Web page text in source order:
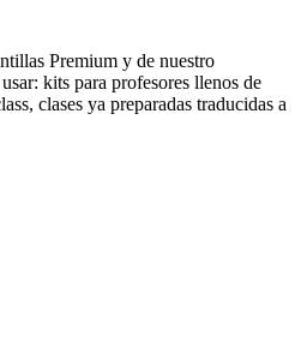
Premium y de nuestro
kits para profesores llenos de
clases ya preparadas traducidas a